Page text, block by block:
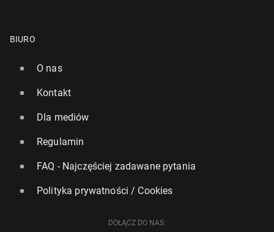
tem­pe­ra­tur powyżej 35 stopni
25 czerwca, 14:00
BIURO
O nas
Kontakt
Dla mediów
Regulamin
FAQ - Najczęściej zadawane pytania
Polityka prywatności / Cookies
DOŁĄCZ DO NAS: